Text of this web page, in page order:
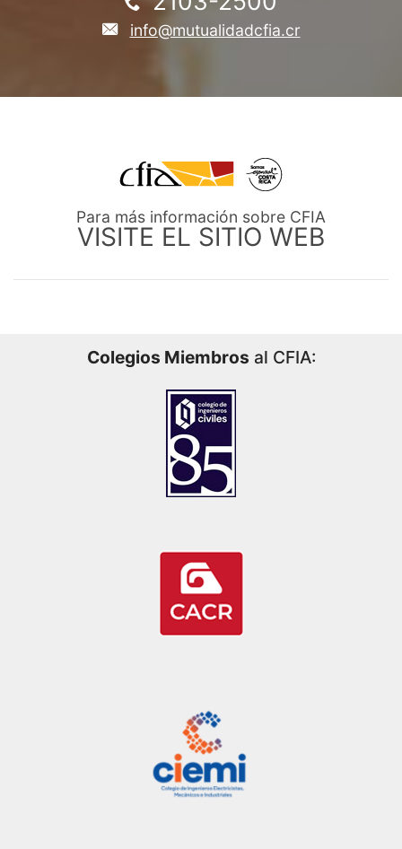
info@mutualidadcfia.cr
Para más información sobre CFIA
VISITE EL SITIO WEB
Colegios Miembros al CFIA: